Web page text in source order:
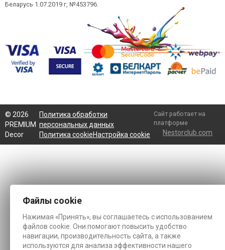
Беларусь 1.07.2019 г, №453796.
© 2026
PREMIUM
Decor
Политика обработки
персональных данных
Политика cookieНастройка cookie
Сайт работает на
платформе
Nestorclub.com
Файлы cookie
Нажимая «Принять», вы соглашаетесь с использованием
файлов cookie. Они помогают повысить удобство
навигации, производительность сайта, а также
используются для анализа эффективности нашего